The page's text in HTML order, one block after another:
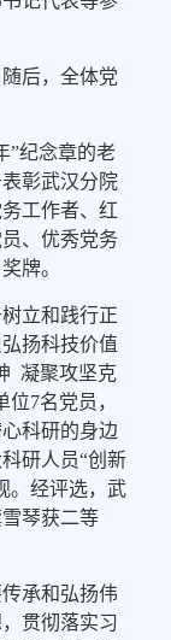
后，全体党
”纪念章的老
彰武汉分院
工作者、红
、优秀党务
牌。
立和践行正
扬科技价值
凝聚攻坚克
7名党员，
科研的身边
研人员“创新
。经评选，武
琴获二等
承和弘扬伟
贯彻落实习